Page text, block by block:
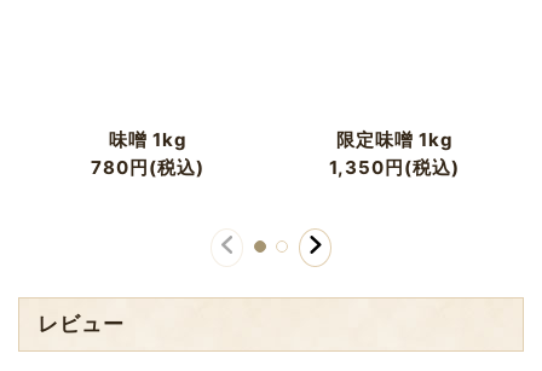
味噌 1kg
780円(税込)
限定味噌 1kg
1,350円(税込)
レビュー